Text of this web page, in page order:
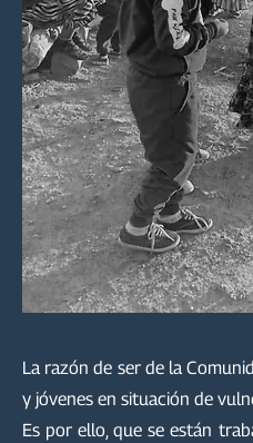
La razón de ser de la
y jóvenes en situación de
Es por ello, que se están